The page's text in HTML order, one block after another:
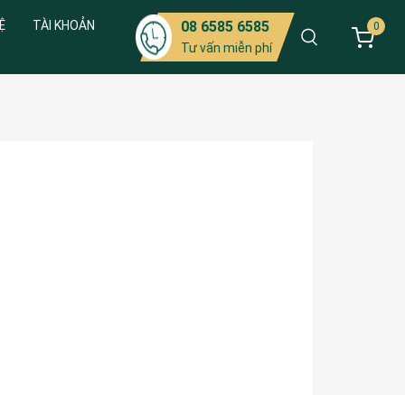
TÀI KHOẢN 08 6585 6585
Tư vấn miễn phí
0